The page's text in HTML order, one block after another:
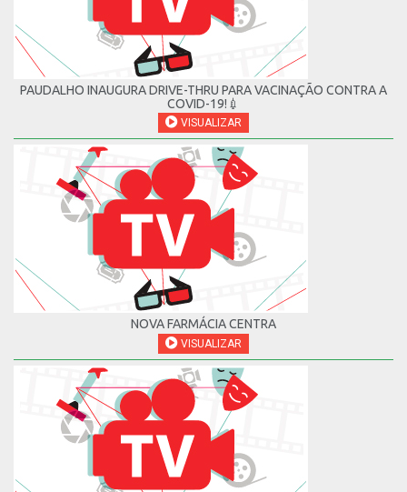
PAUDALHO INAUGURA DRIVE-THRU PARA VACINAÇÃO CONTRA A
COVID-19!💉
VISUALIZAR
NOVA FARMÁCIA CENTRA
VISUALIZAR